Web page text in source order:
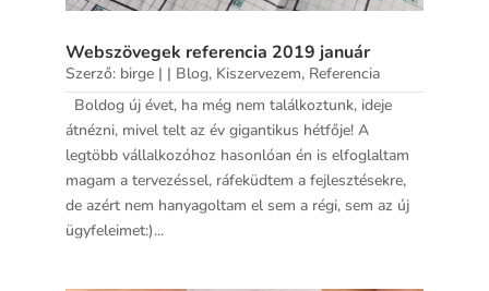
Webszövegek referencia 2019 január
Szerző: birge| | Blog, Kiszervezem, Referencia
Boldog új évet, ha még nem találkoztunk, ideje
átnézni, mivel telt az év gigantikus hétfője! A
legtöbb vállalkozóhoz hasonlóan én is elfoglaltam
magam a tervezéssel, ráfeküdtem a fejlesztésekre,
de azért nem hanyagoltam el sem a régi, sem az új
ügyfeleimet:)...